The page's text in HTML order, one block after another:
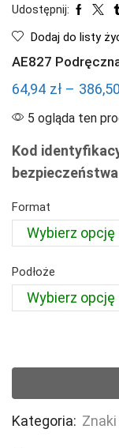
Udostępnij:
Dodaj do listy
AE827
64,94 zł – 386,50
5 ogląda ten
Kod
Format
Podłoże
Kategoria: